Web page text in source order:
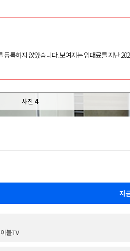
등록하지 않았습니다. 보여지는 임대료를 지난
사진 4
지
블TV